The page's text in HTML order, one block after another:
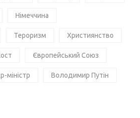
Німеччина
Тероризм Християнство
Європейський Союз
міністр Володимир Путін